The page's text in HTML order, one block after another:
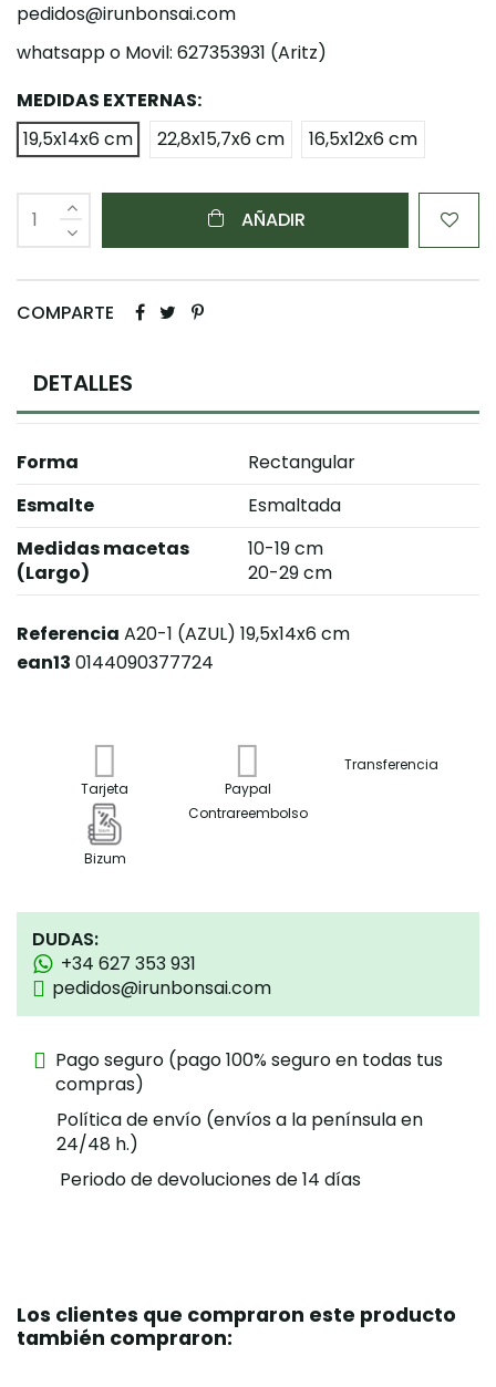
pedidos@irunbonsai.com
whatsapp o Movil: 627353931 (Aritz)
MEDIDAS EXTERNAS:
19,5x14x6 cm
22,8x15,7x6 cm 16,5x12x6 cm
AÑADIR
COMPARTE
DETALLES
Forma
Rectangular
Esmalte
Esmaltada
Medidas macetas
(Largo)
10-19 cm
20-29 cm
Referencia A20-1 (AZUL) 19,5x14x6 cm
ean13 0144090377724
Tarjeta Paypal
Transferencia
Bizum
Contrareembolso
DUDAS:
+34 627 353 931
pedidos@irunbonsai.com
Pago seguro (pago 100% seguro en todas tus
compras)
Política de envío (envíos a la península en
24/48 h.)
Periodo de devoluciones de 14 días
Los clientes que compraron este producto
también compraron: